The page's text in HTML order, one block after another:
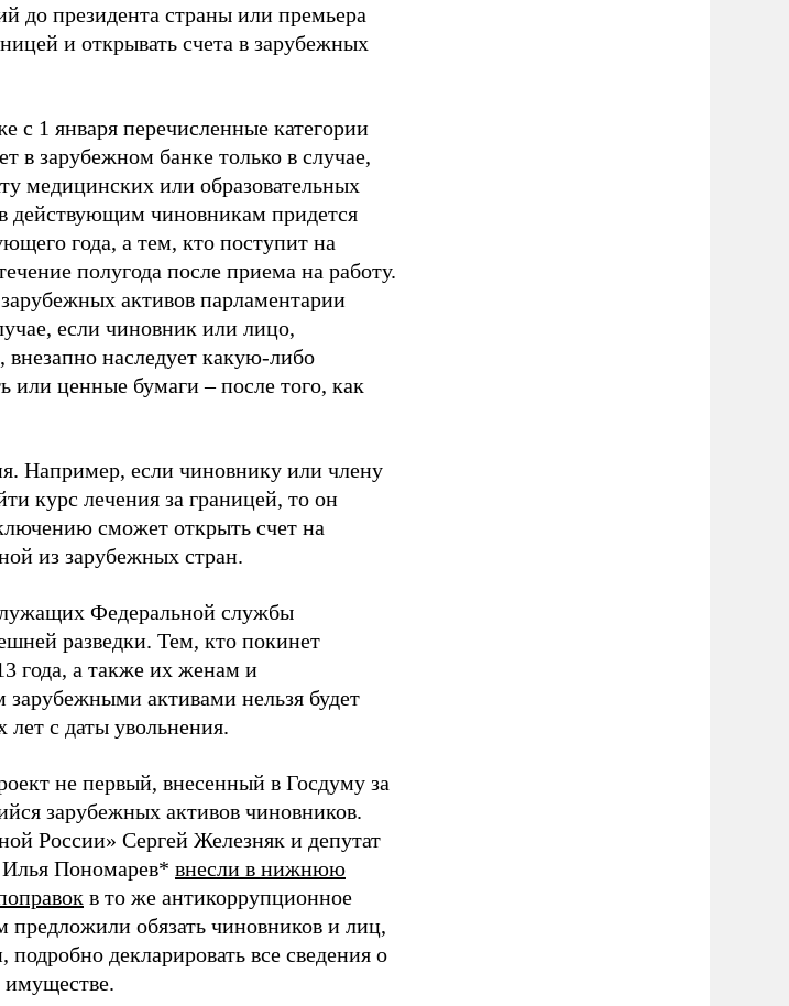
до президента страны или премьера
и открывать счета в зарубежных
с 1 января перечисленные категории
в зарубежном банке только в случае,
медицинских или образовательных
действующим чиновникам придется
года, а тем, кто поступит на
полугода после приема на работу.
активов парламентарии
если чиновник или лицо,
наследует какую-либо
или ценные бумаги – после того, как
Например, если чиновнику или члену
курс лечения за границей, то он
сможет открыть счет на
из зарубежных стран.
Федеральной службы
разведки. Тем, кто покинет
года, а также их женам и
активами нельзя будет
лет с даты увольнения.
не первый, внесенный в Госдуму за
зарубежных активов чиновников.
России» Сергей Железняк и депутат
Пономарев* внесли в нижнюю
в то же антикоррупционное
предложили обязать чиновников и лиц,
декларировать все сведения о
имуществе.